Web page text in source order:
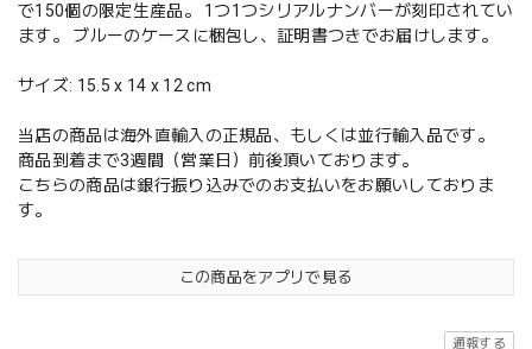
で150個の限定生産品。 1つ1つシリアルナンバーが刻印されてい
ます。 ブルーのケースに梱包し、証明書つきでお届けします。
サイズ: 15.5 x 14 x 12 cm
当店の商品は海外直輸入の正規品、もしくは並行輸入品です。
商品到着まで3週間（営業日）前後頂いております。
こちらの商品は銀行振り込みでのお支払いをお願いしておりま
す。
この商品をアプリで見る
通報する